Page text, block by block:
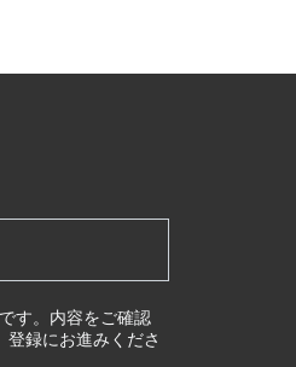
す。内容をご確認
録にお進みくださ